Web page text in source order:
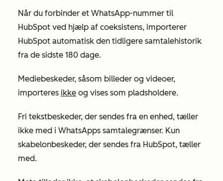
Når du forbinder et WhatsApp-nummer til
HubSpot ved hjælp af coeksistens, importerer
HubSpot automatisk den tidligere samtalehistorik
fra de sidste 180 dage.
Mediebeskeder, såsom billeder og videoer,
importeres ikke og vises som pladsholdere.
Fri tekstbeskeder, der sendes fra en enhed, tæller
ikke med i WhatsApps samtalegrænser. Kun
skabelonbeskeder, der sendes fra HubSpot, tæller
med.